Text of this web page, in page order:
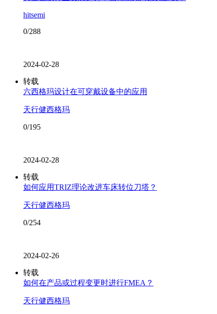
hitsemi
0/288
2024-02-28
转载
六西格玛设计在可穿戴设备中的应用
天行健西格玛
0/195
2024-02-28
转载
如何应用TRIZ理论改进车床转位刀塔？
天行健西格玛
0/254
2024-02-26
转载
如何在产品或过程变更时进行FMEA？
天行健西格玛